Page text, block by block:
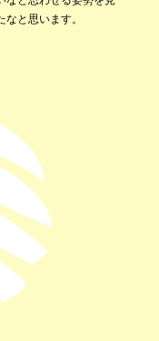
と思います。